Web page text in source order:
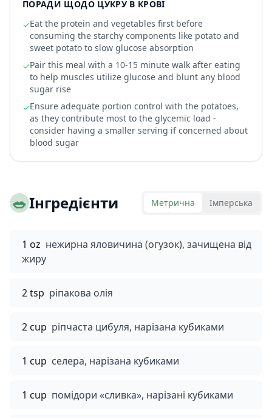
ПОРАДИ ЩОДО ЦУКРУ В КРОВІ
✓Eat the protein and vegetables first before
consuming the starchy components like potato and
sweet potato to slow glucose absorption
✓Pair this meal with a 10-15 minute walk after eating
to help muscles utilize glucose and blunt any blood
sugar rise
✓Ensure adequate portion control with the potatoes,
as they contribute most to the glycemic load -
consider having a smaller serving if concerned about
blood sugar
🥗Інгредієнти Метрична Імперська
1 oz нежирна яловичина (огузок), зачищена від
жиру
2 tsp ріпакова олія
2 cup ріпчаста цибуля, нарізана кубиками
1 cup селера, нарізана кубиками
1 cup помідори «сливка», нарізані кубиками